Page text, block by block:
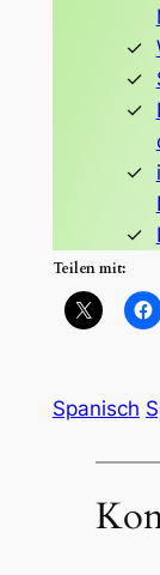
Teilen mit:
Spanisch